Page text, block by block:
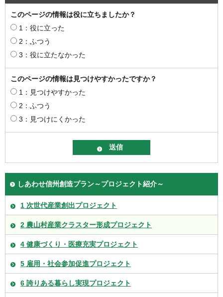
このページの情報は役に立ちましたか？
1：役に立った
2：ふつう
3：役に立たなかった
このページの情報は見つけやすかったですか？
1：見つけやすかった
2：ふつう
3：見つけにくかった
しあわせ信州創造プラン～プロジェクト紹介～
1 次世代産業創出プロジェクト
2 農山村産業クラスター形成プロジェクト
4 健康づくり・医療充実プロジェクト
5 雇用・社会参加促進プロジェクト
6 誇りある暮らし実現プロジェクト